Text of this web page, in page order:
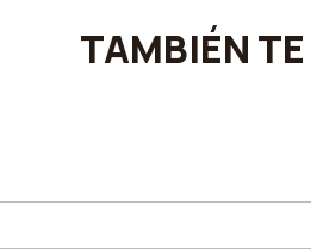
TAMBIÉN